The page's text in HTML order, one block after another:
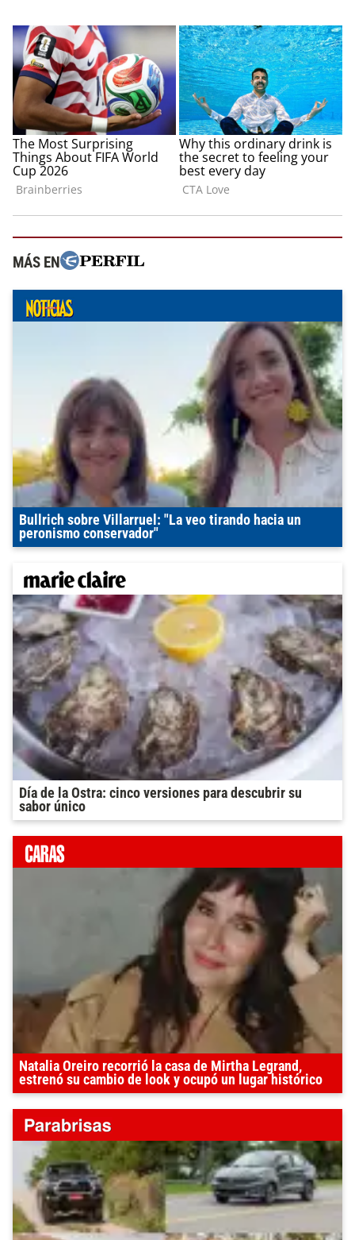
MÁS EN
Bullrich sobre Villarruel: "La veo tirando hacia un
peronismo conservador"
Día de la Ostra: cinco versiones para descubrir su
sabor único
Natalia Oreiro recorrió la casa de Mirtha Legrand,
estrenó su cambio de look y ocupó un lugar histórico